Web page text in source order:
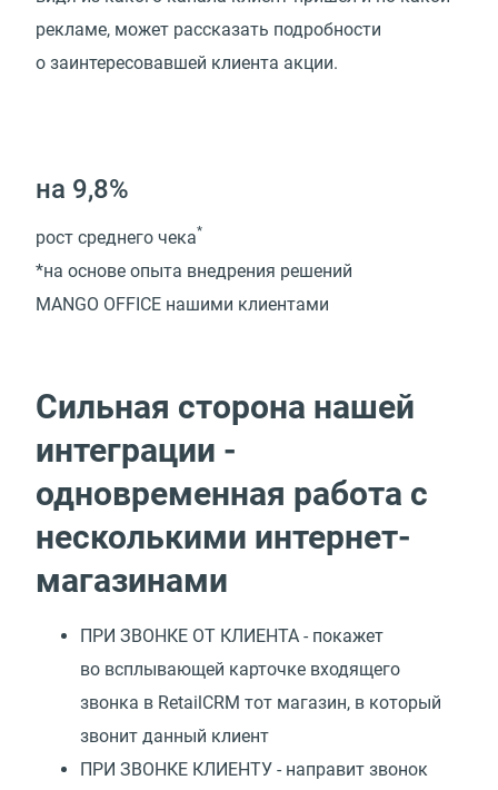
рекламе, может рассказать подробности
о заинтересовавшей клиента акции.
на 9,8%
рост среднего чека*
*на основе опыта внедрения решений
MANGO OFFICE нашими клиентами
Сильная сторона нашей
интеграции -
одновременная работа с
несколькими интернет-
магазинами
ПРИ ЗВОНКЕ ОТ КЛИЕНТА - покажет
во всплывающей карточке входящего
звонка в RetailCRM тот магазин, в который
звонит данный клиент
ПРИ ЗВОНКЕ КЛИЕНТУ - направит звонок